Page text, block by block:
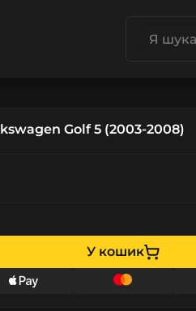
Golf 5 (2003-2008)
У кошик